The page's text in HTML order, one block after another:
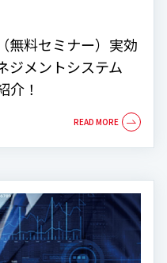
無料セミナー）実効
ジメントシステム
介！